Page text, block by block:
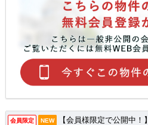
会員限定 NEW 【会員様限定で公開中！】